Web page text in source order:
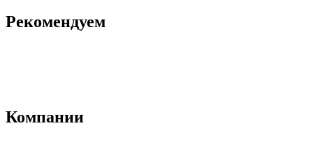
Рекомендуем
Компании